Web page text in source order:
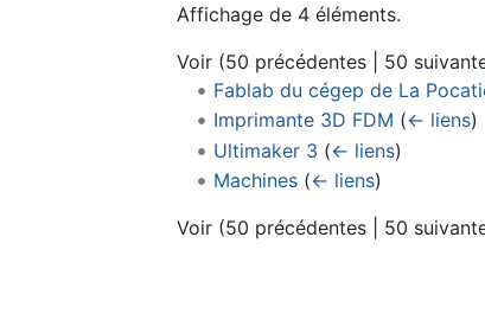
Affichage de 4 éléments.
Voir (50 précédentes 50
Fablab du cégep de La
Imprimante 3D FDM (← liens)
Ultimaker 3 (← liens)
Machines (← liens)
Voir (50 précédentes 50